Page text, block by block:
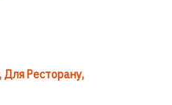
Для Ресторану